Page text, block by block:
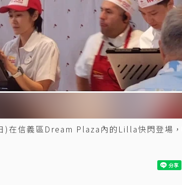
)在信義區Dream Plaza內的Lilla快閃登場